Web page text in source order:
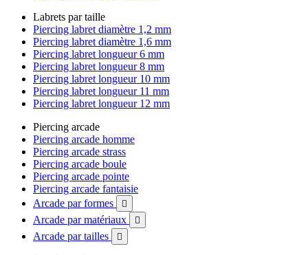
Labrets par taille
Piercing labret diamètre 1,2 mm
Piercing labret diamètre 1,6 mm
Piercing labret longueur 6 mm
Piercing labret longueur 8 mm
Piercing labret longueur 10 mm
Piercing labret longueur 11 mm
Piercing labret longueur 12 mm
Piercing arcade
Piercing arcade homme
Piercing arcade strass
Piercing arcade boule
Piercing arcade pointe
Piercing arcade fantaisie
Arcade par formes

Arcade par matériaux 
Arcade par tailles 